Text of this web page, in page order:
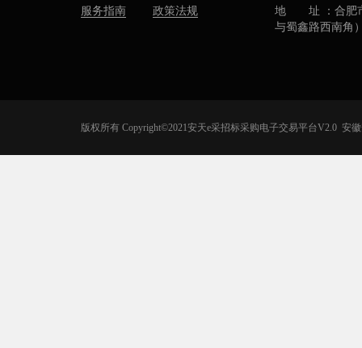
服务指南
政策法规
地 址 ：合肥市
与蜀鑫路西南角
版权所有 Copyright©2021安天e采招标采购电子交易平台V2.0 安